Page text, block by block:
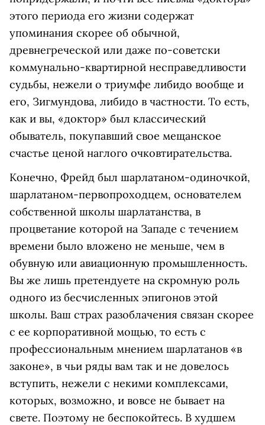
этого периода его жизни содержат
упоминания скорее об обычной,
древнегреческой или даже по-советски
коммунально-квартирной несправедливости
судьбы, нежели о триумфе либидо вообще и
его, Зигмундова, либидо в частности. То есть,
как и вы, «доктор» был классический
обыватель, покупавший свое мещанское
счастье ценой наглого очковтирательства.
Конечно, Фрейд был шарлатаном-одиночкой,
шарлатаном-первопроходцем, основателем
собственной школы шарлатанства, в
процветание которой на Западе с течением
времени было вложено не меньше, чем в
обувную или авиационную промышленность.
Вы же лишь претендуете на скромную роль
одного из бесчисленных эпигонов этой
школы. Ваш страх разоблачения связан скорее
с ее корпоративной мощью, то есть с
профессиональным мнением шарлатанов «в
законе», в чьи ряды вам так и не довелось
вступить, нежели с некими комплексами,
которых, возможно, и вовсе не бывает на
свете. Поэтому не беспокойтесь. В худшем